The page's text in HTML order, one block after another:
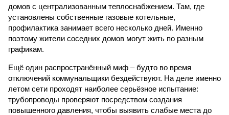
домов с централизованным теплоснабжением. Там, где
установлены собственные газовые котельные,
профилактика занимает всего несколько дней. Именно
поэтому жители соседних домов могут жить по разным
графикам.
Ещё один распространённый миф – будто во время
отключений коммунальщики бездействуют. На деле именно
летом сети проходят наиболее серьёзное испытание:
трубопроводы проверяют посредством создания
повышенного давления, чтобы выявить слабые места до